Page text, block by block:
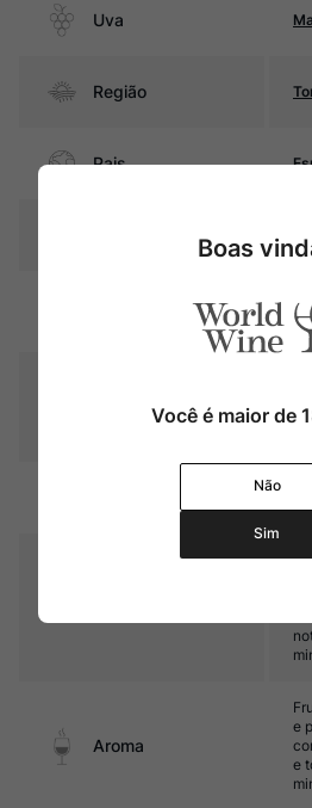
Uva
Região
Pais
Graduação Alcóoli
Amadurecimento
Aroma
e
e
Boas
Você é maior de
Não
Sim